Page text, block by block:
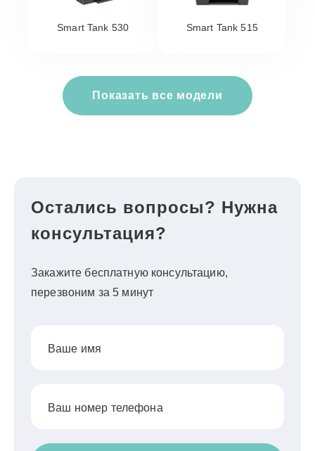
Smart Tank 530 Smart Tank 515
Показать все модели
Остались вопросы? Нужна
консультация?
Закажите бесплатную консультацию,
перезвоним за 5 минут
Ваше имя
Ваш номер телефона